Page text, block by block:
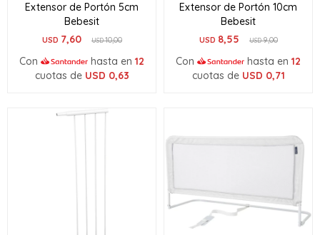
Extensor de Portón 5cm
Bebesit
USD 7,60 USD10,00
Con hasta en 12
cuotas de USD 0,63
Extensor de Portón 10cm
Bebesit
USD 8,55 USD9,00
Con hasta en 12
cuotas de USD 0,71